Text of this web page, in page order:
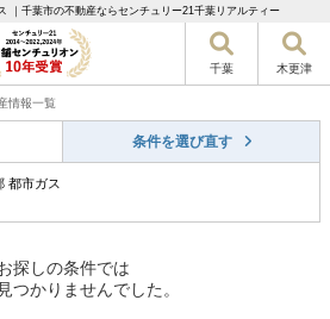
｜千葉市の不動産ならセンチュリー21千葉リアルティー
千葉 木更津
情報一覧
条件を選び直す
都市ガス
探しの条件では
つかりませんでした。